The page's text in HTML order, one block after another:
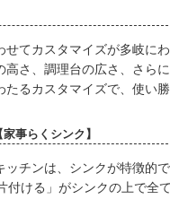
せてカスタマイズが多岐に
高さ、調理台の広さ、さら
たるカスタマイズで、使い
事らくシンク】
ッチンは、シンクが特徴的
付ける」がシンクの上で全